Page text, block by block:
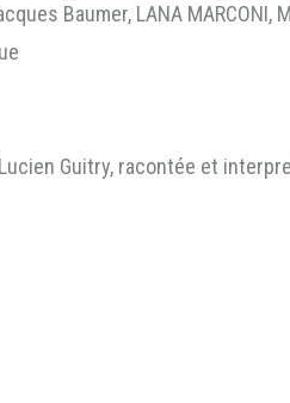
Baumer, LANA MARCONI,
Guitry, racontée et